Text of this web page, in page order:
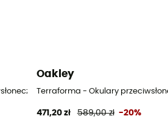
Oakley
Terraforma - Okulary
471,20 zł 589,00 zł -20%